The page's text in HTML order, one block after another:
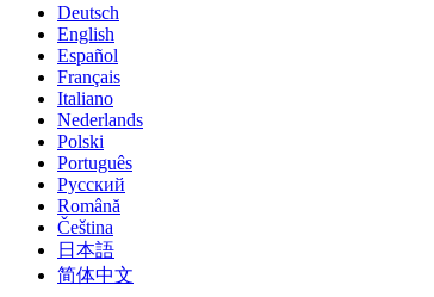
Deutsch
English
Español
Français
Italiano
Nederlands
Polski
Português
Pусский
Română
Čeština
日本語
简体中文